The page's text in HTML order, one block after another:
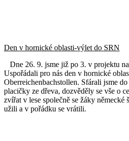
Den v hornické oblasti-výlet do SRN
Dne 26. 9. jsme již po 3. v projektu
Uspořádali pro nás den v hornické
Oberreichenbachstollen. Sfárali jsme
placičky ze dřeva, dozvěděly se vše o
zvířat v lese společně se žáky německé
užili a v pořádku se vrátili.